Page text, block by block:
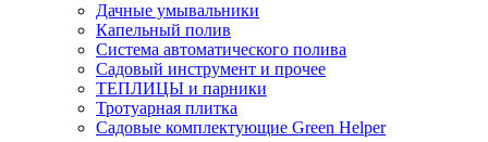
Дачные умывальники
Капельный полив
Система автоматического полива
Садовый инструмент и прочее
ТЕПЛИЦЫ и парники
Тротуарная плитка
Садовые комплектующие Green Helper